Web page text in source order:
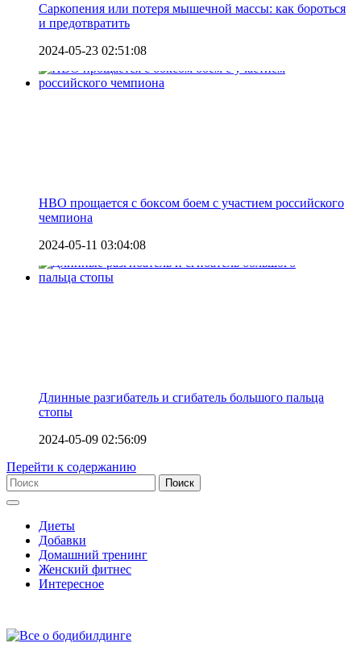
Саркопения или потеря мышечной массы: как бороться
и предотвратить
2024-05-23 02:51:08
HBO прощается с боксом боем с участием российского
чемпиона
2024-05-11 03:04:08
Длинные разгибатель и сгибатель большого пальца
стопы
2024-05-09 02:56:09
Перейти к содержанию
Диеты
Добавки
Домашний тренинг
Женский фитнес
Интересное